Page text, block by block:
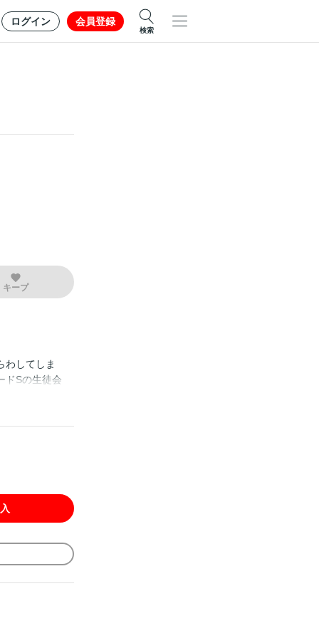
ログイン 会員登録
検索
キープ
わしてしま
ドSの生徒会
だけれ